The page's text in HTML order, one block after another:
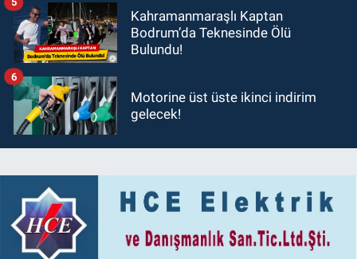
Kahramanmaraşlı Kaptan
Bodrum’da Teknesinde Ölü
Bulundu!
Motorine üst üste ikinci indirim
gelecek!
6